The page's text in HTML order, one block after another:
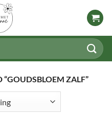
“GOUDSBLOEM ZALF”